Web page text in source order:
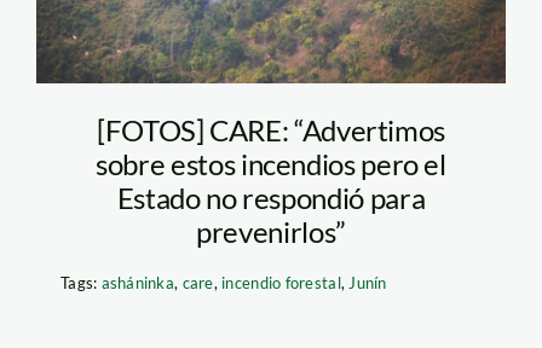
[FOTOS] CARE: “Advertimos
sobre estos incendios pero el
Estado no respondió para
prevenirlos”
Tags: asháninka, care, incendio forestal, Junín